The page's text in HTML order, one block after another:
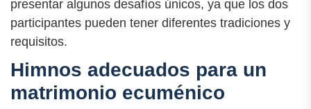
presentar algunos desafíos únicos, ya que los dos
participantes pueden tener diferentes tradiciones y
requisitos.
Himnos adecuados para un
matrimonio ecuménico